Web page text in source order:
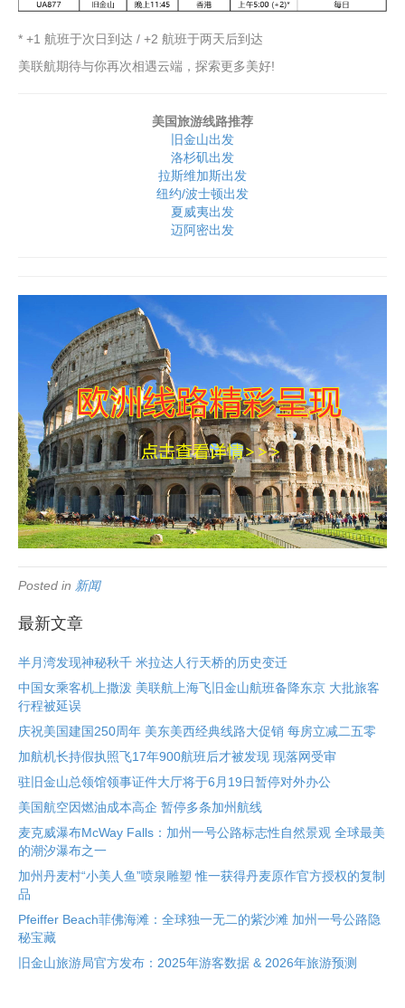
* +1 航班于次日到达 / +2 航班于两天后到达
美联航期待与你再次相遇云端，探索更多美好!
美国旅游线路推荐
旧金山出发
洛杉矶出发
拉斯维加斯出发
纽约/波士顿出发
夏威夷出发
迈阿密出发
Posted in 新闻
最新文章
半月湾发现神秘秋千 米拉达人行天桥的历史变迁
中国女乘客机上撒泼 美联航上海飞旧金山航班备降东京 大批旅客
行程被延误
庆祝美国建国250周年 美东美西经典线路大促销 每房立减二五零
加航机长持假执照飞17年900航班后才被发现 现落网受审
驻旧金山总领馆领事证件大厅将于6月19日暂停对外办公
美国航空因燃油成本高企 暂停多条加州航线
麦克威瀑布McWay Falls：加州一号公路标志性自然景观 全球最美
的潮汐瀑布之一
加州丹麦村“小美人鱼”喷泉雕塑 惟一获得丹麦原作官方授权的复制
品
Pfeiffer Beach菲佛海滩：全球独一无二的紫沙滩 加州一号公路隐
秘宝藏
旧金山旅游局官方发布：2025年游客数据 & 2026年旅游预测